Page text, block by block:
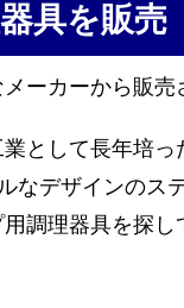
具を販売
ーカーから販
として長年培
なデザインの
調理器具を探